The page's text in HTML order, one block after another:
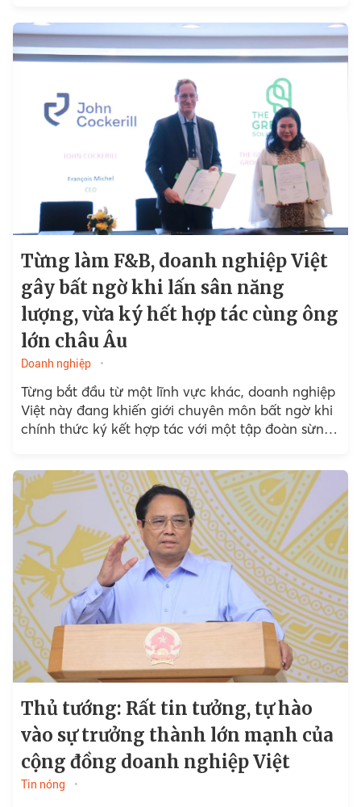
Từng làm F&B, doanh nghiệp Việt
gây bất ngờ khi lấn sân năng
lượng, vừa ký hết hợp tác cùng ông
lớn châu Âu
Doanh nghiệp
Từng bắt đầu từ một lĩnh vực khác, doanh nghiệp
Việt này đang khiến giới chuyên môn bất ngờ khi
chính thức ký kết hợp tác với một tập đoàn sừng
Thủ tướng: Rất tin tưởng, tự hào
vào sự trưởng thành lớn mạnh của
cộng đồng doanh nghiệp Việt
Tin nóng